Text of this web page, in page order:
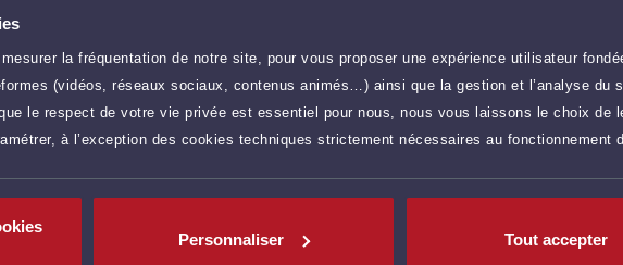
la fréquentation de notre site, pour vous proposer une expérience utilisateur
(vidéos, réseaux sociaux, contenus animés…) ainsi que la gestion et l’analyse du
le respect de votre vie privée est essentiel pour nous, nous vous laissons le choix de
à l’exception des cookies techniques strictement nécessaires au fonctionnement
Personnaliser Tout accepter
une prestation de conseil à valeur ajoutée et
de transparence avec ses clients pour
de litiges, défendre leurs intérêts avec ténacité et
plus
100 € TTC Prendre RDV
90 €TTC Demander un rappel
Disponibilités
Rendez-
cabinet
HORAIRES LUN
08h - 10h